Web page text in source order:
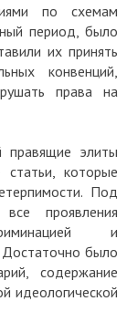
по схемам
период, было
их принять
конвенций,
права на
правящие элиты
статьи, которые
Под
проявления
и
Достаточно было
содержание
идеологической